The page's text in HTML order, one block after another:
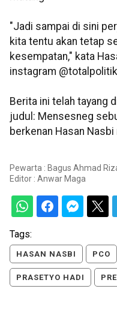
"Jadi sampai di sini
kita tentu akan tetap
kesempatan," kata
instagram
Berita ini telah tayang
judul: Mensesneg
berkenan Hasan
Pewarta : Bagus Ahmad
Editor : Anwar Maga
Tags:
HASAN NASBI PCO
PRASETYO HADI